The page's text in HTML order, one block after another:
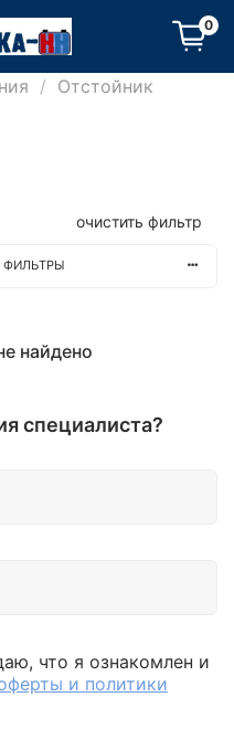
0
Отстойник
очистить фильтр
ФИЛЬТРЫ
найдено
специалиста?
что я ознакомлен и
и политики